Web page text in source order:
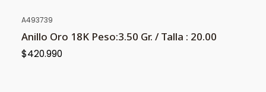
A493739
Anillo Oro 18K Peso:3.50 Gr. / Talla : 20.00
$420.990